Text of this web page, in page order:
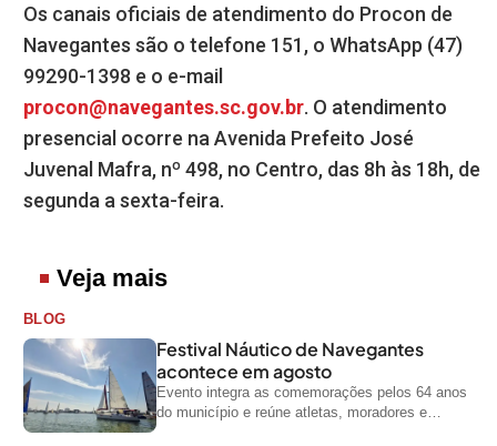
Os canais oficiais de atendimento do Procon de
Navegantes são o telefone 151, o WhatsApp (47)
99290-1398 e o e-mail
procon@navegantes.sc.gov.br. O atendimento
presencial ocorre na Avenida Prefeito José
Juvenal Mafra, nº 498, no Centro, das 8h às 18h, de
segunda a sexta-feira.
Veja mais
BLOG
Festival Náutico de Navegantes
acontece em agosto
Evento integra as comemorações pelos 64 anos
do município e reúne atletas, moradores e